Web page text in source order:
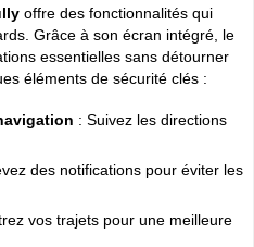
offre des fonctionnalités qui
Grâce à son écran intégré, le
essentielles sans détourner
éléments de sécurité clés :
: Suivez les directions
des notifications pour éviter les
vos trajets pour une meilleure